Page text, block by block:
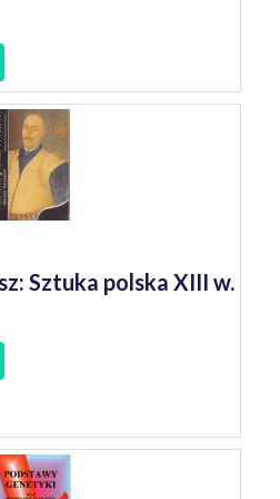
Sztuka polska XIII w.